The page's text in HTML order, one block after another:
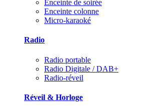
Enceinte de soirée
Enceinte colonne
Micro-karaoké
Radio
Radio portable
Radio Digitale / DAB+
Radio-réveil
Réveil & Horloge